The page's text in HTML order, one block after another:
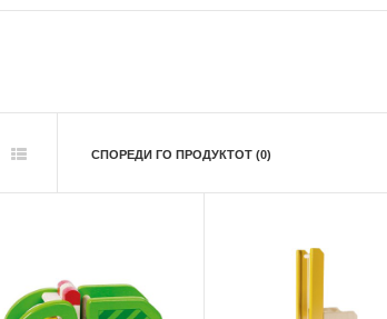
СПОРЕДИ ГО ПРОДУКТОТ (0)
ГОКИ Камион
1.740,00